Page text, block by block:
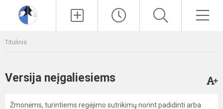
Titulinis
Versija neįgaliesiems
Žmonėms, turintiems regėjimo sutrikimų norint padidinti arba